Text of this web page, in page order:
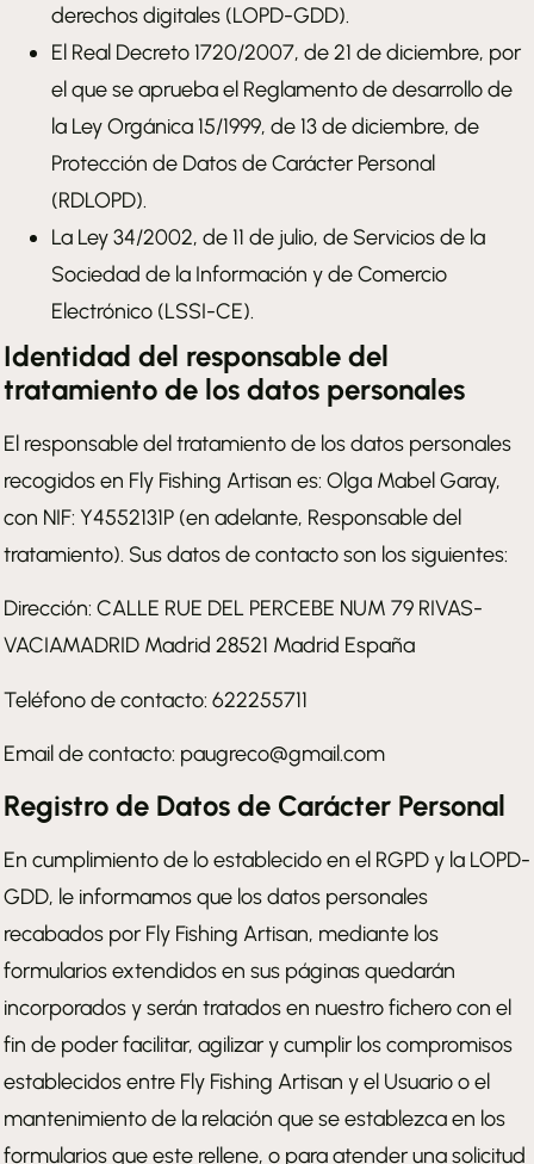
derechos digitales (LOPD-GDD).
El Real Decreto 1720/2007, de 21 de diciembre, por
el que se aprueba el Reglamento de desarrollo de
la Ley Orgánica 15/1999, de 13 de diciembre, de
Protección de Datos de Carácter Personal
(RDLOPD).
La Ley 34/2002, de 11 de julio, de Servicios de la
Sociedad de la Información y de Comercio
Electrónico (LSSI-CE).
Identidad del responsable del
tratamiento de los datos personales
El responsable del tratamiento de los datos personales
recogidos en Fly Fishing Artisan es: Olga Mabel Garay,
con NIF: Y4552131P (en adelante, Responsable del
tratamiento). Sus datos de contacto son los siguientes:
Dirección: CALLE RUE DEL PERCEBE NUM 79 RIVAS-
VACIAMADRID Madrid 28521 Madrid España
Teléfono de contacto: 622255711
Email de contacto: paugreco@gmail.com
Registro de Datos de Carácter Personal
En cumplimiento de lo establecido en el RGPD y la LOPD-
GDD, le informamos que los datos personales
recabados por Fly Fishing Artisan, mediante los
formularios extendidos en sus páginas quedarán
incorporados y serán tratados en nuestro fichero con el
fin de poder facilitar, agilizar y cumplir los compromisos
establecidos entre Fly Fishing Artisan y el Usuario o el
mantenimiento de la relación que se establezca en los
formularios que este rellene, o para atender una solicitud